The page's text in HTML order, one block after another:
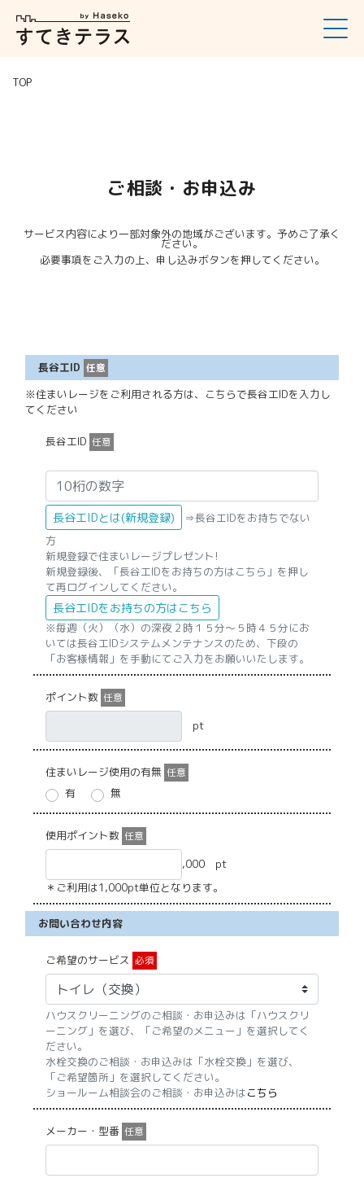
TOP
ご相談・お申込み
サービス内容により一部対象外の地域がございます。予めご了承く
ださい。
必要事項をご入力の上、申し込みボタンを押してください。
長谷工ID 任意
※住まいレージをご利用される方は、こちらで長谷工IDを入力し
てください
長谷工ID 任意
長谷工IDとは(新規登録)
⇒長谷工IDをお持ちでない
方
新規登録で住まいレージプレゼント!
新規登録後、「長谷工IDをお持ちの方はこちら」を押し
て再ログインしてください。
長谷工IDをお持ちの方はこちら
※毎週（火）（水）の深夜２時１５分〜５時４５分にお
いては長谷工IDシステムメンテナンスのため、下段の
「お客様情報」を手動にてご入力をお願いいたします。
ポイント数 任意
pt
住まいレージ使用の有無 任意
有 無
使用ポイント数 任意
,000 pt
＊ご利用は1,000pt単位となります。
お問い合わせ内容
ご希望のサービス 必須
ハウスクリーニングのご相談・お申込みは「ハウスクリ
ーニング」を選び、「ご希望のメニュー」を選択してく
ださい。
水栓交換のご相談・お申込みは「水栓交換」を選び、
「ご希望箇所」を選択してください。
ショールーム相談会のご相談・お申込みはこちら
メーカー・型番 任意